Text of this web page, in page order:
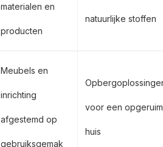
materialen en
producten
natuurlijke stoffen
Meubels en
inrichting
afgestemd op
gebruiksgemak
voor een
huis